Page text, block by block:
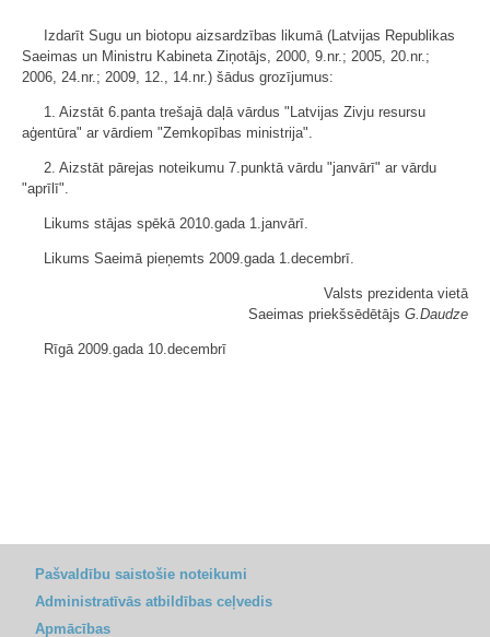
Izdarīt Sugu un biotopu aizsardzības likumā (Latvijas Republikas
Saeimas un Ministru Kabineta Ziņotājs, 2000, 9.nr.; 2005, 20.nr.;
2006, 24.nr.; 2009, 12., 14.nr.) šādus grozījumus:
1. Aizstāt 6.panta trešajā daļā vārdus "Latvijas Zivju resursu
aģentūra" ar vārdiem "Zemkopības ministrija".
2. Aizstāt pārejas noteikumu 7.punktā vārdu "janvārī" ar vārdu
"aprīlī".
Likums stājas spēkā 2010.gada 1.janvārī.
Likums Saeimā pieņemts 2009.gada 1.decembrī.
Valsts prezidenta vietā
Saeimas priekšsēdētājs G.Daudze
Rīgā 2009.gada 10.decembrī
Pašvaldību saistošie noteikumi
Administratīvās atbildības ceļvedis
Apmācības